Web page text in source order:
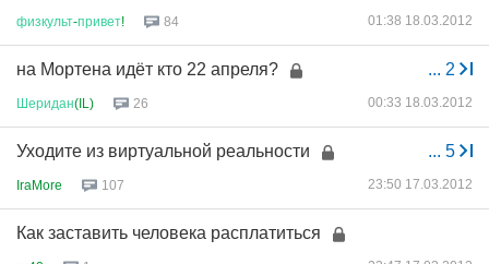
физкульт-привет! 84 01:38 18.03.2012
... 2
на Мортена идёт кто 22 апреля?
Шеридан(IL) 26 00:33 18.03.2012
... 5
Уходите из виртуальной реальности
IraMore 107 23:50 17.03.2012
Как заставить человека расплатиться